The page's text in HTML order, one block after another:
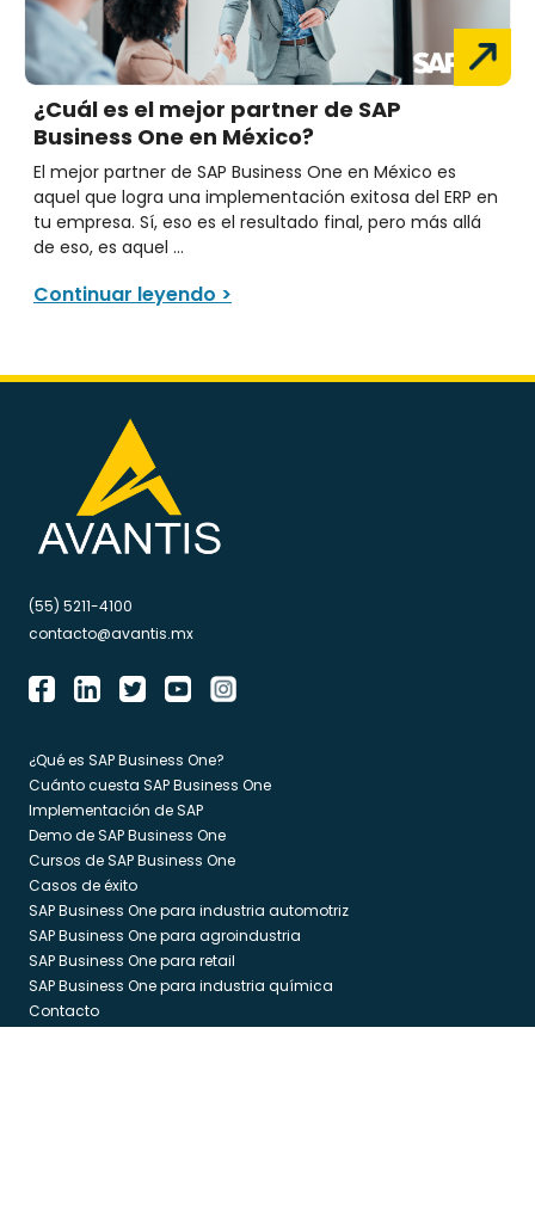
¿Cuál es el mejor partner de SAP
Business One en México?
El mejor partner de SAP Business One en México es
aquel que logra una implementación exitosa del ERP en
tu empresa. Sí, eso es el resultado final, pero más allá
de eso, es aquel ...
Continuar leyendo >
(55) 5211-4100
contacto@avantis.mx
¿Qué es SAP Business One?
Cuánto cuesta SAP Business One
Implementación de SAP
Demo de SAP Business One
Cursos de SAP Business One
Casos de éxito
SAP Business One para industria automotriz
SAP Business One para agroindustria
SAP Business One para retail
SAP Business One para industria química
Contacto